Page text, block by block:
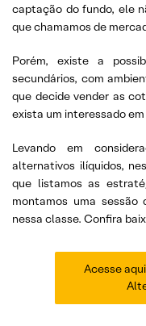
captação do fundo, ele
que chamamos de
Porém, existe a
secundários, com
que decide vender as
exista um interessado
Levando em
alternativos ilíquidos,
que listamos as
montamos uma
nessa classe. Confira
Acesse